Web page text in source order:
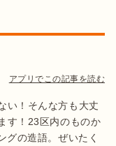
アプリでこの記事を読む
い！そんな方も大丈
す！23区内のものか
グの造語。ぜいたく